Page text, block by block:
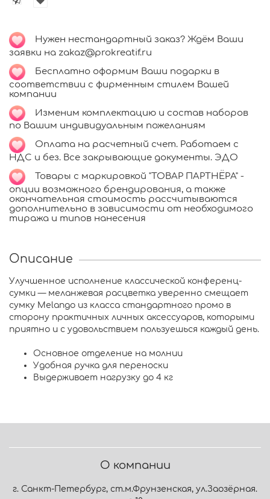
Нужен нестандартный заказ? Ждём Ваши
заявки на zakaz@prokreatif.ru
Бесплатно оформим Ваши подарки в
соответствии с фирменным стилем Вашей
компании
Изменим комплектацию и состав наборов
по Вашим индивидуальным пожеланиям
Оплата на расчетный счет. Работаем с
НДС и без. Все закрывающие документы. ЭДО
Товары с маркировкой "ТОВАР ПАРТНЁРА" -
опции возможного брендирования, а также
окончательная стоимость рассчитываются
дополнительно в зависимости от необходимого
тиража и типов нанесения
Описание
Улучшенное исполнение классической конференц-
сумки — меланжевая расцветка уверенно смещает
сумку Melango из класса стандартного промо в
сторону практичных личных аксессуаров, которыми
приятно и с удовольствием пользуешься каждый день.
Основное отделение на молнии
Удобная ручка для переноски
Выдерживает нагрузку до 4 кг
О компании
г. Санкт-Петербург, ст.м.Фрунзенская, ул.Заозёрная.